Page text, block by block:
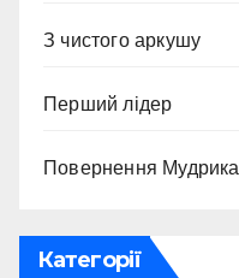
З чистого аркушу
Перший лідер
Повернення Мудрика
Категорії